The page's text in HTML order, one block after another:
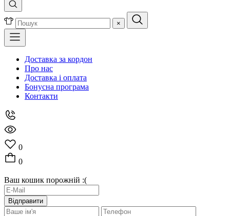
×
Доставка за кордон
Про нас
Доставка і оплата
Бонусна програма
Контакти
0
0
Ваш кошик порожній :(
Відправити